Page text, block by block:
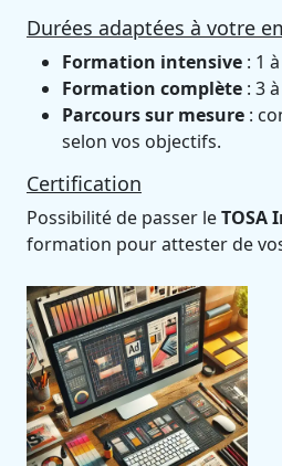
Durées adaptées à votre
Formation intensive : 1
Formation complète : 3
Parcours sur mesure :
selon vos objectifs.
Certification
Possibilité de passer leTOSA
formation pour attester de